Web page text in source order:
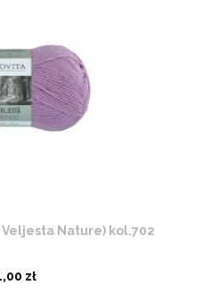
Nature) kol.702
zł